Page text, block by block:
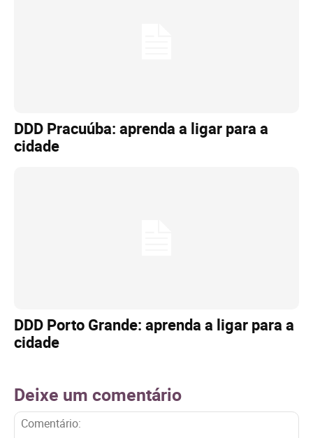
DDD Pracuúba: aprenda a ligar para a
cidade
DDD Porto Grande: aprenda a ligar para a
cidade
Deixe um comentário